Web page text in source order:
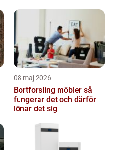
08 maj 2026
Bortforsling möbler så
fungerar det och därför
lönar det sig